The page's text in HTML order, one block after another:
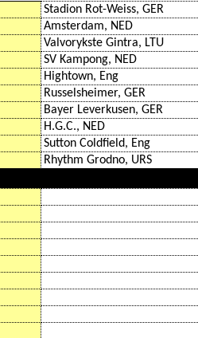
Stadion Rot-Weiss, GER
Amsterdam, NED
Valvorykste Gintra, LTU
SV Kampong, NED
Hightown, Eng
Russelsheimer, GER
Bayer Leverkusen, GER
H.G.C., NED
Sutton Coldfield, Eng
Rhythm Grodno, URS